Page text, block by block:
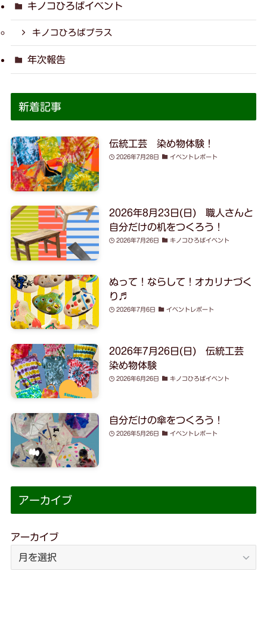
キノコひろばイベント
キノコひろばプラス
年次報告
新着記事
伝統工芸 染め物体験！
2026年7月28日 イベントレポート
2026年8月23日(日) 職人さんと
自分だけの机をつくろう！
2026年7月26日 キノコひろばイベント
ぬって！ならして！オカリナづく
り♬
2026年7月6日 イベントレポート
2026年7月26日(日) 伝統工芸
染め物体験
2026年6月26日 キノコひろばイベント
自分だけの傘をつくろう！
2026年5月26日 イベントレポート
アーカイブ
アーカイブ